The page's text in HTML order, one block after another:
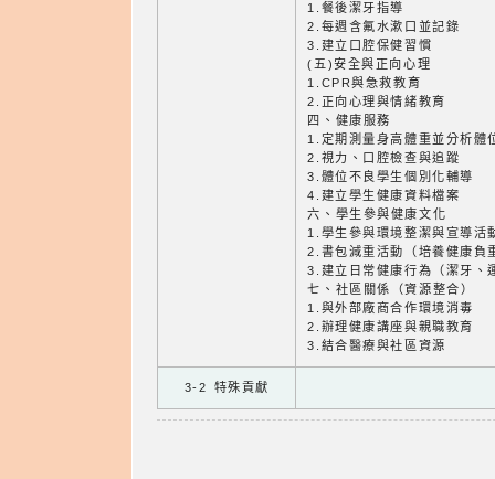
1.餐後潔牙指導
2.每週含氟水漱口並記錄
3.建立口腔保健習慣
(五)安全與正向心理
1.CPR與急救教育
2.正向心理與情緒教育
四、健康服務
1.定期測量身高體重並分析體
2.視力、口腔檢查與追蹤
3.體位不良學生個別化輔導
4.建立學生健康資料檔案
六、學生參與健康文化
1.學生參與環境整潔與宣導活
2.書包減重活動（培養健康負
3.建立日常健康行為（潔牙、
七、社區關係（資源整合）
1.與外部廠商合作環境消毒
2.辦理健康講座與親職教育
3.結合醫療與社區資源
3-2 特殊貢獻